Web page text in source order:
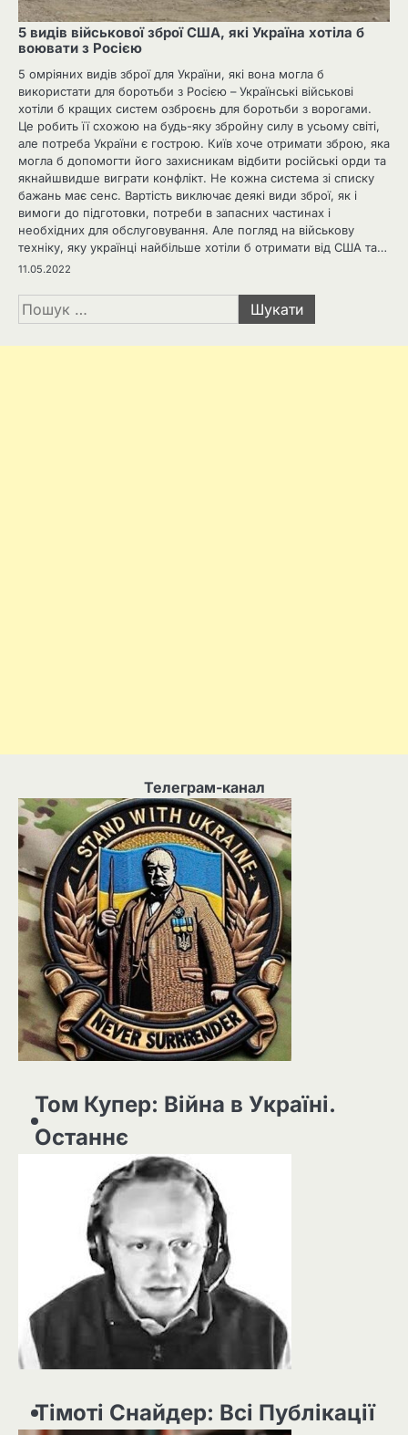
5 видів військової зброї США, які Україна хотіла б
воювати з Росією
5 омріяних видів зброї для України, які вона могла б
використати для боротьби з Росією – Українські військові
хотіли б кращих систем озброєнь для боротьби з ворогами.
Це робить її схожою на будь-яку збройну силу в усьому світі,
але потреба України є гострою. Київ хоче отримати зброю, яка
могла б допомогти його захисникам відбити російські орди та
якнайшвидше виграти конфлікт. Не кожна система зі списку
бажань має сенс. Вартість виключає деякі види зброї, як і
вимоги до підготовки, потреби в запасних частинах і
необхідних для обслуговування. Але погляд на військову
техніку, яку українці найбільше хотіли б отримати від США та…
11.05.2022
Пошук:
Телеграм-канал
Том Купер: Війна в Україні.
Останнє
Тімоті Снайдер: Всі Публікації